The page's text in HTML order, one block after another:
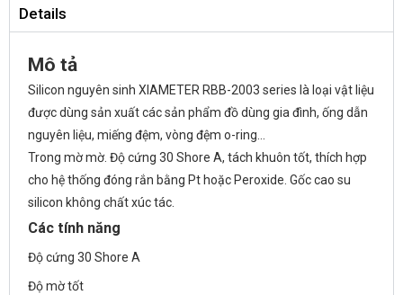
Details
Mô tả
Silicon nguyên sinh XIAMETER RBB-2003 series là loại vật liệu
được dùng sản xuất các sản phẩm đồ dùng gia đình, ống dẫn
nguyên liệu, miếng đệm, vòng đệm o-ring…
Trong mờ mờ. Độ cứng 30 Shore A, tách khuôn tốt, thích hợp
cho hệ thống đóng rắn bằng Pt hoặc Peroxide. Gốc cao su
silicon không chất xúc tác.
Các tính năng
Độ cứng 30 Shore A
Độ mờ tốt